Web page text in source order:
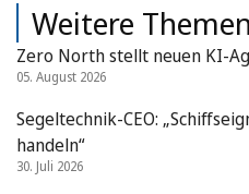
Weitere Themen
Zero North stellt neuen KI-
05. August 2026
Segeltechnik-CEO:
handeln“
30. Juli 2026